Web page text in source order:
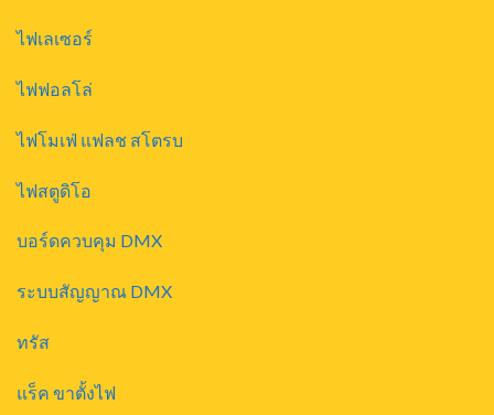
ไฟเลเซอร์
ไฟฟอลโล่
ไฟโมเฟ่ แฟลช สโตรบ
ไฟสตูดิโอ
บอร์ดควบคุม DMX
ระบบสัญญาณ DMX
ทรัส
แร็ค ขาตั้งไฟ